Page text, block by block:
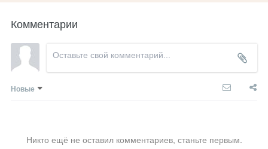
Комментарии
Новые
Никто ещё не оставил комментариев, станьте первым.